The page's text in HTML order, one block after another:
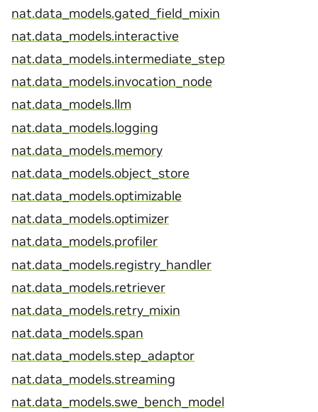
nat.data_models.gated_field_mixin
nat.data_models.interactive
nat.data_models.intermediate_step
nat.data_models.invocation_node
nat.data_models.llm
nat.data_models.logging
nat.data_models.memory
nat.data_models.object_store
nat.data_models.optimizable
nat.data_models.optimizer
nat.data_models.profiler
nat.data_models.registry_handler
nat.data_models.retriever
nat.data_models.retry_mixin
nat.data_models.span
nat.data_models.step_adaptor
nat.data_models.streaming
nat.data_models.swe_bench_model